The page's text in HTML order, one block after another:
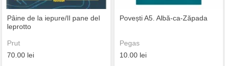
Pâine de la iepure/Il pane del
leprotto
Prut
70.00 lei
Povești A5. Albă-ca-Zăpada
Pegas
10.00 lei